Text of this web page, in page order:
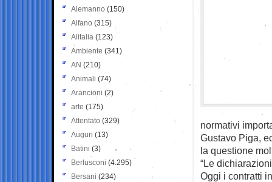
normativi
Gustavo Piga,
la questione
“Le
Oggi i contratti
Alemanno (150)
Alfano (315)
Alitalia (123)
Ambiente (341)
AN (210)
Animali (74)
Arancioni (2)
arte (175)
Attentato (329)
Auguri (13)
Batini (3)
Berlusconi (4.295)
Bersani (234)